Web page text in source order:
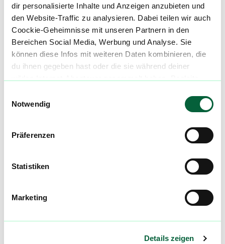
dir personalisierte Inhalte und Anzeigen anzubieten und
den Website-Traffic zu analysieren. Dabei teilen wir auch
Coockie-Geheimnisse mit unseren Partnern in den
Bereichen Social Media, Werbung und Analyse. Sie
können diese Infos mit weiteren Daten kombinieren, die
du ihnen gegeben hast oder die sie während deiner
Notwendig
Präferenzen
Statistiken
Marketing
Details zeigen
Produktbewertungen zu Drapalin 250/1 M
Runtz Cannabisextrakt
0,0 (0)
Mach mit in der flowzz.com
Alle wichtigen Daten und Fakten - täglich
aktualisiert! Hilf uns mit Deinen Kommentaren
machen. Melde dich an, um dir deine
exklusive Angebote zu erhalten!